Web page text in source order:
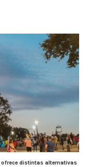
ofrece distintas alternativas